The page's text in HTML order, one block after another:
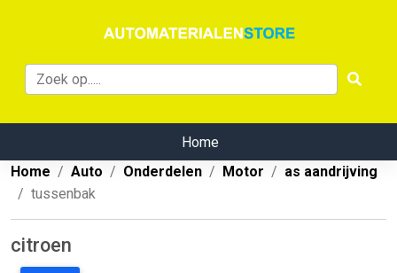
Home
Home
Auto Onderdelen Motor
as aandrijving
tussenbak
citroen